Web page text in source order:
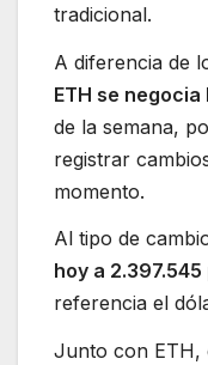
tradicional.
A diferencia de
ETH se
de la semana,
registrar
momento.
Al tipo de
hoy a 2.397.545
referencia el
Junto con ETH,